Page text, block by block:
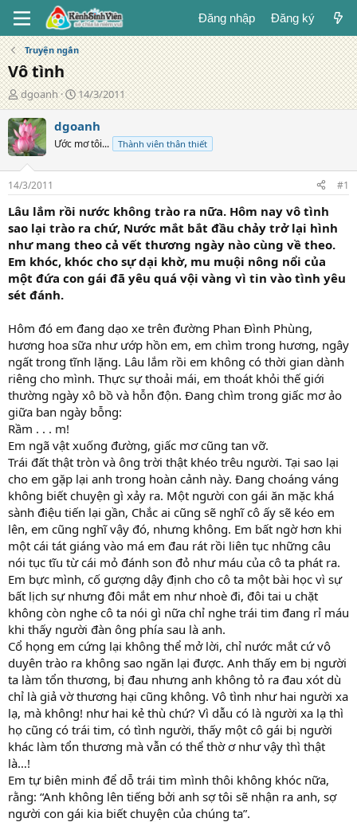
Đăng nhập Đăng ký
Truyện ngắn
Vô tình
T
á
c
g
i
ả
dgoanh
N
g
à
đ
g
14/3/2011
dgoanh
Ước mơ tôi... Thành viên thân thiết
14/3/2011 #1
Lâu lắm rồi nước không trào ra nữa. Hôm nay vô tình
sao lại trào ra chứ, Nước mắt bắt đầu chảy trở lại hình
như mang theo cả vết thương ngày nào cùng về theo.
Em khóc, khóc cho sự dại khờ, mu muội nông nổi của
một đứa con gái đã yêu quá vội vàng vì tin vào tình yêu
sét đánh.
Hôm đó em đang dạo xe trên đường Phan Đình Phùng,
hương hoa sữa như ướp hồn em, em chìm trong hương, ngây
ngất trong tĩnh lặng. Lâu lắm rồi em không có thời gian dành
riêng cho mình. Thực sự thoải mái, em thoát khỏi thế giới
thường ngày xô bồ và hỗn độn. Đang chìm trong giấc mơ ảo
giữa ban ngày bỗng:
Rầm . . . m!
Em ngã vật xuống đường, giấc mơ cũng tan vỡ.
Trái đất thật tròn và ông trời thật khéo trêu người. Tại sao lại
cho em gặp lại anh trong hoàn cảnh này. Đang choáng váng
không biết chuyện gì xảy ra. Một người con gái ăn mặc khá
sành điệu tiến lại gần, Chắc ai cũng sẽ nghĩ cô ấy sẽ kéo em
lên, em cũng nghĩ vậy đó, nhưng không. Em bất ngờ hơn khi
một cái tát giáng vào má em đau rát rồi liên tục những câu
nói tục tĩu từ cái mỏ đánh son đỏ như máu của cô ta phát ra.
Em bực mình, cố gượng dậy định cho cô ta một bài học vì sự
bất lịch sự nhưng đôi mắt em như nhoè đi, đôi tai u chặt
không còn nghe cô ta nói gì nữa chỉ nghe trái tim đang rỉ máu
khi thấy người đàn ông phía sau là anh.
Cổ họng em cứng lại không thể mở lời, chỉ nước mắt cứ vô
duyên trào ra không sao ngăn lại được. Anh thấy em bị người
ta làm tổn thương, bị đau nhưng anh không tỏ ra đau xót dù
chỉ là giả vờ thương hại cũng không. Vô tình như hai người xa
lạ, mà không! như hai kẻ thù chứ? Vì dẫu có là người xa lạ thì
họ cũng có trái tim, có tình người, thấy một cô gái bị người
khác làm tổn thương mà vẫn có thể thờ ơ như vậy thì thật
là…!
Em tự biên minh để dỗ trái tim mình thôi không khóc nữa,
rằng: “Anh không lên tiếng bởi anh sợ tôi sẽ nhận ra anh, sợ
người con gái kia biết chuyện của chúng ta”.